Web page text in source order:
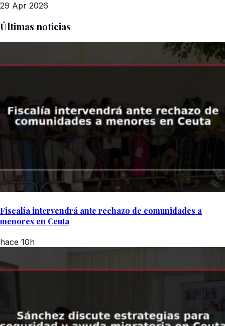
29 Apr 2026
Últimas noticias
Fiscalía intervendrá ante rechazo de comunidades a
menores en Ceuta
hace 10h